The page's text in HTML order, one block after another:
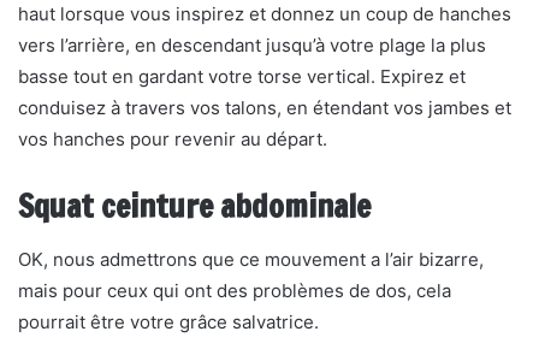
haut lorsque vous inspirez et donnez un coup de hanches
vers l’arrière, en descendant jusqu’à votre plage la plus
basse tout en gardant votre torse vertical. Expirez et
conduisez à travers vos talons, en étendant vos jambes et
vos hanches pour revenir au départ.
Squat ceinture abdominale
OK, nous admettrons que ce mouvement a l’air bizarre,
mais pour ceux qui ont des problèmes de dos, cela
pourrait être votre grâce salvatrice.